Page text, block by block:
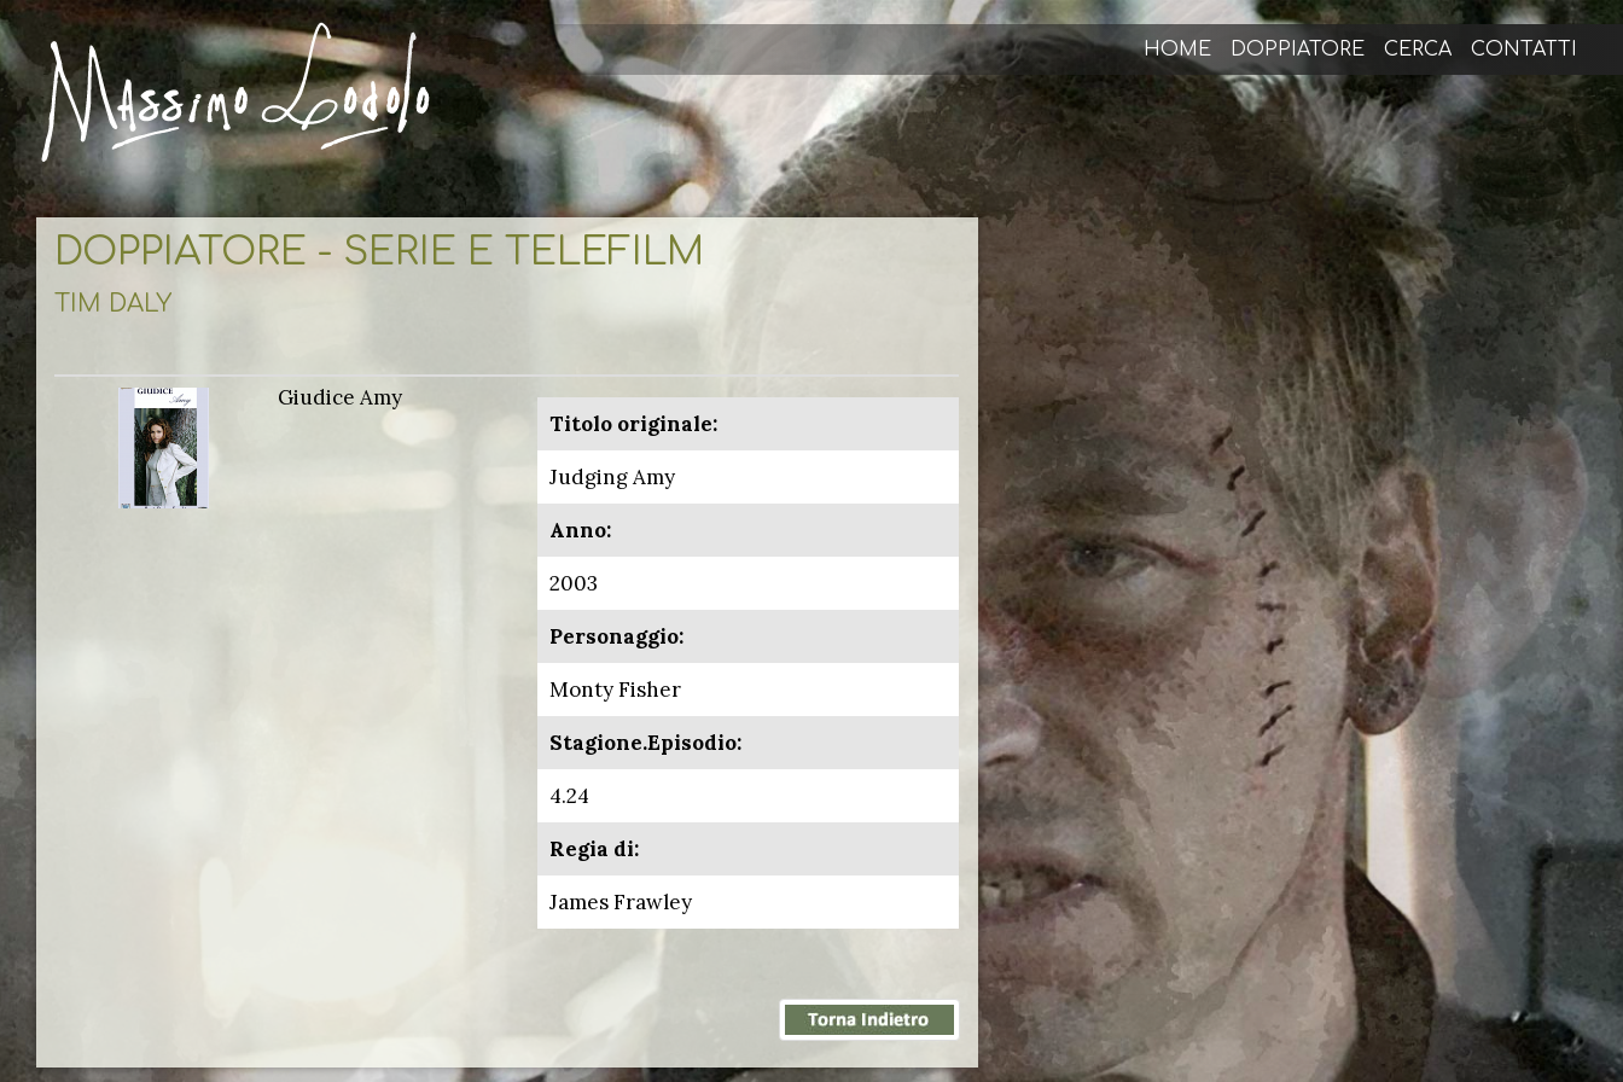
HOME DOPPIATORE CERCA CONTATTI
DOPPIATORE - SERIE E TELEFILM
TIM DALY
Giudice Amy
Titolo originale:
Judging Amy
Anno:
2003
Personaggio:
Monty Fisher
Stagione.Episodio:
4.24
Regia di:
James Frawley